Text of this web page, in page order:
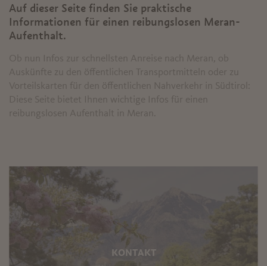
Auf dieser Seite finden Sie praktische
Informationen für einen reibungslosen Meran-
Aufenthalt.
Ob nun Infos zur schnellsten Anreise nach Meran, ob
Auskünfte zu den öffentlichen Transportmitteln oder zu
Vorteilskarten für den öffentlichen Nahverkehr in Südtirol:
Diese Seite bietet Ihnen wichtige Infos für einen
reibungslosen Aufenthalt in Meran.
KONTAKT